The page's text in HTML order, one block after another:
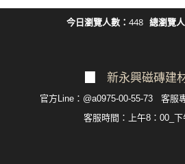
今日瀏覽人數： 448 總瀏覽人
新永興磁磚建
官方Line：@a0975-00-55-73 客服
客服 時間：上午8：00_